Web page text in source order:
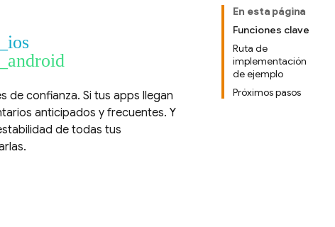
En esta página
Funciones clave
Ruta de
implementación
de ejemplo
Próximos pasos
de confianza. Si tus apps llegan
anticipados y frecuentes. Y
de todas tus